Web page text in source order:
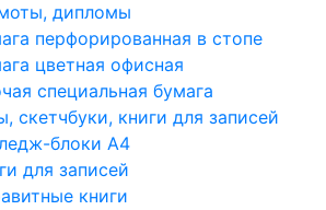
дипломы
перфорированная в стопе
цветная офисная
специальная бумага
скетчбуки, книги для записей
блоки А4
для записей
книги